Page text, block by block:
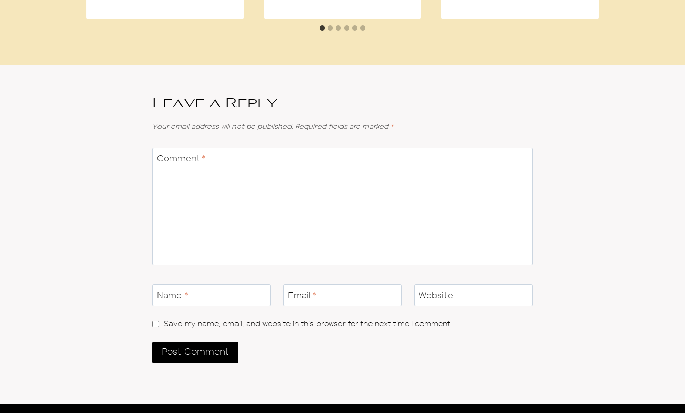
Leave a Reply
Your email address will not be published. Required fields are marked *
Comment *
Name * Email * Website
Save my name, email, and website in this browser for the next time I comment.